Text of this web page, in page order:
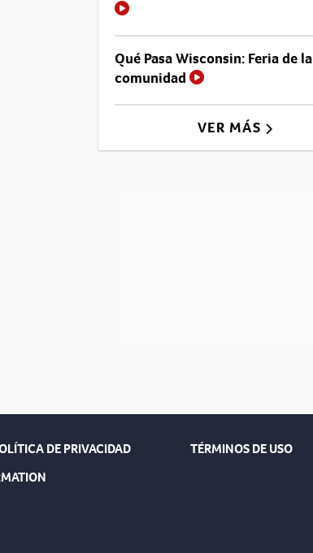
Qué Pasa Wisconsin: Feria de la
comunidad
VER MÁS
DE PRIVACIDAD
TÉRMINOS DE USO